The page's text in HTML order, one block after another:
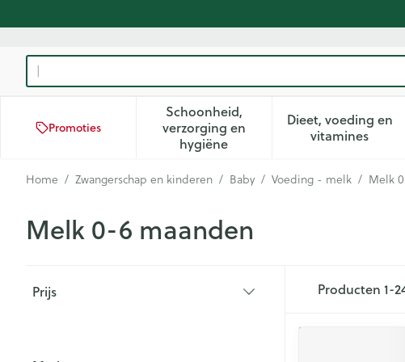
Product, merk, categorie...
Promoties
Schoonheid,
verzorging en
hygiëneToon submenu voor
Dieet, voeding en
vitamines
Toon
Home / Zwangerschap en kinderen / Baby / Voeding - melk / Melk
Melk 0-6 maanden
Prijs
Producten 1-